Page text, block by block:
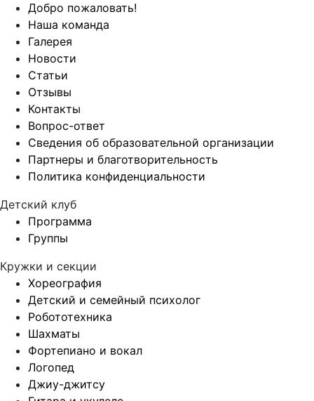
Добро пожаловать!
Наша команда
Галерея
Новости
Статьи
Отзывы
Контакты
Вопрос-ответ
Сведения об образовательной организации
Партнеры и благотворительность
Политика конфиденциальности
Детский клуб
Программа
Группы
Кружки и секции
Хореография
Детский и семейный психолог
Робототехника
Шахматы
Фортепиано и вокал
Логопед
Джиу-джитсу